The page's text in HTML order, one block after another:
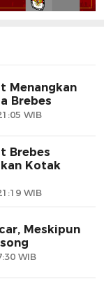
Menangkan
Brebes
WIB
Brebes
Kotak
WIB
Meskipun
WIB